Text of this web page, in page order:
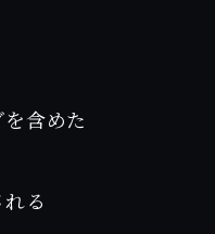
含めた
る